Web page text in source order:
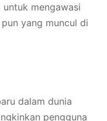
mengawasi
yang muncul di
dalam dunia
pengguna